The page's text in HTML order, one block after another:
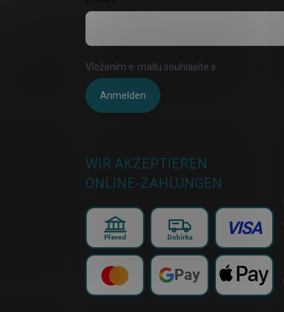
Vložením e-mailu souhlasíte s
Anmelden
WIR AKZEPTIEREN
ONLINE-ZAHLUNGEN
Převod Dobírka VISA
Pay